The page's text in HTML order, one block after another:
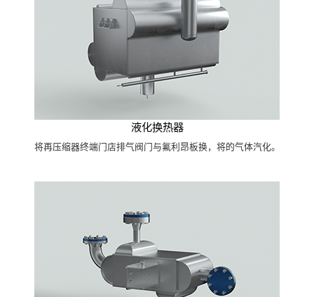
液化换热器
将再压缩器终端门店排气阀门与氟利昂板换，将的气体汽化。